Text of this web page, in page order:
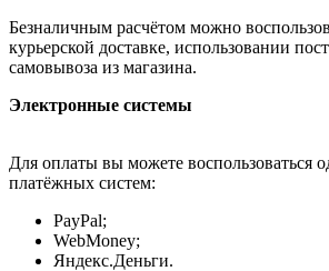
Безналичным расчётом можно
курьерской доставке, использовании
самовывоза из магазина.
Электронные системы
Для оплаты вы можете воспользоваться
платёжных систем:
PayPal;
WebMoney;
Яндекс.Деньги.